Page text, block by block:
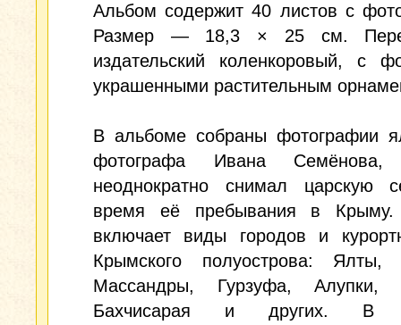
Альбом содержит 40 листов с
Размер — 18,3 × 25 см.
издательский коленкоровый, с
украшенными растительным
В альбоме собраны фотографии
фотографа Ивана Семёнова,
неоднократно снимал царскую
время её пребывания в Крыму.
включает виды городов и
Крымского полуострова: Ялты,
Массандры, Гурзуфа, Алупки,
Бахчисарая и других. В